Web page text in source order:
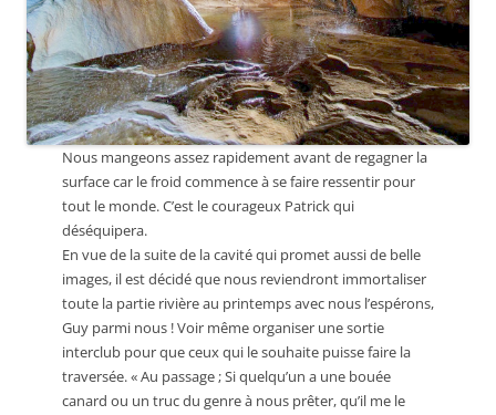
Nous mangeons assez rapidement avant de regagner la
surface car le froid commence à se faire ressentir pour
tout le monde. C’est le courageux Patrick qui
déséquipera.
En vue de la suite de la cavité qui promet aussi de belle
images, il est décidé que nous reviendront immortaliser
toute la partie rivière au printemps avec nous l’espérons,
Guy parmi nous ! Voir même organiser une sortie
interclub pour que ceux qui le souhaite puisse faire la
traversée. « Au passage ; Si quelqu’un a une bouée
canard ou un truc du genre à nous prêter, qu’il me le